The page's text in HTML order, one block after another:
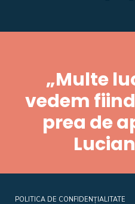
„Multe
vedem
prea de
POLITICA DE CONFIDENȚIALITATE